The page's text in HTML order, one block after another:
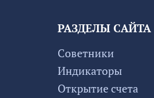
РАЗДЕЛЫ САЙТА
Советники
Индикаторы
Открытие счета